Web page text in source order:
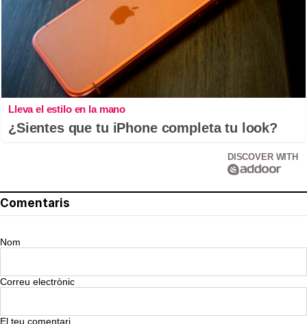
Lleva el estilo en la mano
¿Sientes que tu iPhone completa tu look?
DISCOVER WITH
Comentaris
Nom
Correu electrònic
El teu comentari